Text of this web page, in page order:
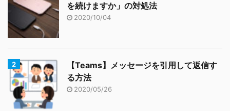
を続けますか」の対処法
2020/10/04
【Teams】メッセージを引用して返信す
る方法
2020/05/26